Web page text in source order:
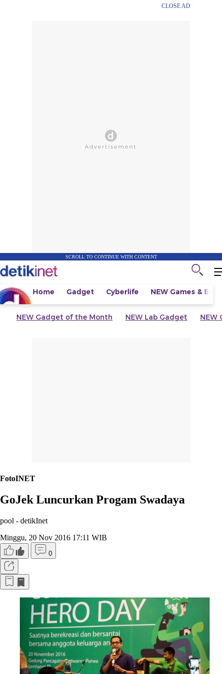
CLOSE AD
SCROLL TO CONTINUE WITH CONTENT
Home Gadget Cyberlife NEW Games &
NEW Gadget of the Month NEW Lab Gadget NEW
FotoINET
GoJek Luncurkan Progam Swadaya
pool - detikInet
Minggu, 20 Nov 2016 17:11 WIB
0